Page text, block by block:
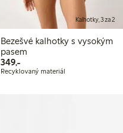
Kalhotky, 3 za 2
Bezešvé kalhotky s vysokým
pasem
349,-349,00 Kč
Recyklovaný materiál